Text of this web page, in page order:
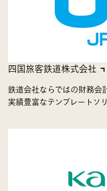
四国旅客鉄道株式会社
鉄道会社ならではの財務会
実績豊富なテンプレートソ